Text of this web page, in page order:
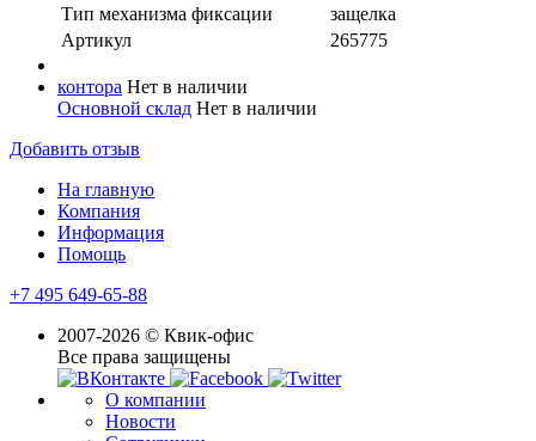
Тип механизма фиксации
защелка
Артикул
265775
контора Нет в наличии
Основной склад Нет в наличии
Добавить отзыв
На главную
Компания
Информация
Помощь
+7 495 649-65-88
2007-2026 © Квик-офис
Все права защищены
О компании
Новости